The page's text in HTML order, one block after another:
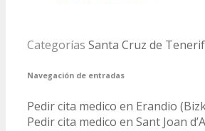
Categorías Santa Cruz de
Navegación de entradas
Pedir cita medico en Erandio
Pedir cita medico en Sant Joan